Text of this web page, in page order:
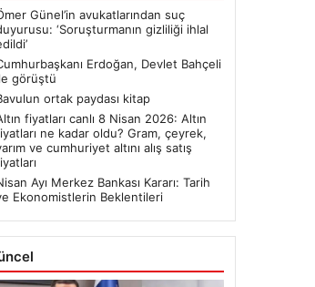
Günel’in avukatlarından suç
‘Soruşturmanın gizliliği ihlal
Erdoğan, Devlet Bahçeli
görüştü
ortak paydası kitap
fiyatları canlı 8 Nisan 2026: Altın
ne kadar oldu? Gram, çeyrek,
ve cumhuriyet altını alış satış
Ayı Merkez Bankası Kararı: Tarih
Ekonomistlerin Beklentileri